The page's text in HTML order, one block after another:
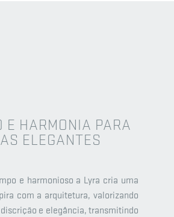
E HARMONIA PARA
ELEGANTES
e harmonioso a Lyra cria uma
com a arquitetura, valorizando
e elegância, transmitindo